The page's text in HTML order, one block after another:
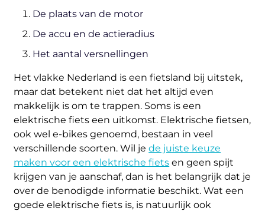
De plaats van de motor
De accu en de actieradius
Het aantal versnellingen
Het vlakke Nederland is een fietsland bij uitstek,
maar dat betekent niet dat het altijd even
makkelijk is om te trappen. Soms is een
elektrische fiets een uitkomst. Elektrische fietsen,
ook wel e-bikes genoemd, bestaan in veel
verschillende soorten. Wil jede juiste keuze
maken voor een elektrische fiets en geen spijt
krijgen van je aanschaf, dan is het belangrijk dat je
over de benodigde informatie beschikt. Wat een
goede elektrische fiets is, is natuurlijk ook